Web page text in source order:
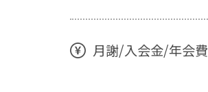
月謝/入会金/年会費